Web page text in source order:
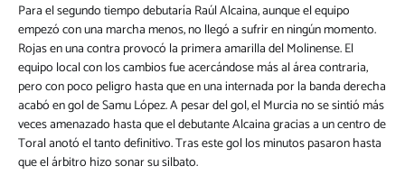
Para el segundo tiempo debutaría Raúl Alcaina, aunque el equipo
empezó con una marcha menos, no llegó a sufrir en ningún momento.
Rojas en una contra provocó la primera amarilla del Molinense. El
equipo local con los cambios fue acercándose más al área contraria,
pero con poco peligro hasta que en una internada por la banda derecha
acabó en gol de Samu López. A pesar del gol, el Murcia no se sintió más
veces amenazado hasta que el debutante Alcaina gracias a un centro de
Toral anotó el tanto definitivo. Tras este gol los minutos pasaron hasta
que el árbitro hizo sonar su silbato.